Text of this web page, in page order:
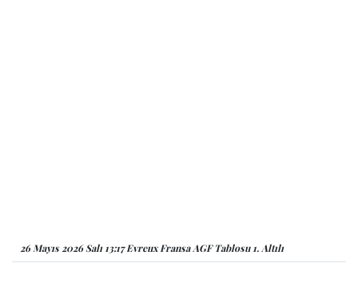
26 Mayıs 2026 Salı 13:17 Evreux Fransa AGF Tablosu 1. Altılı